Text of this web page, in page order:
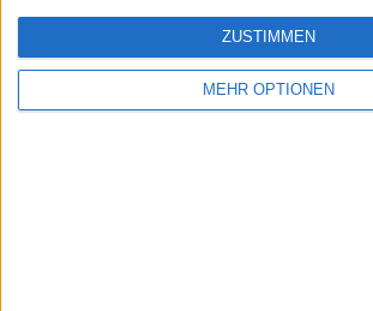
MEHR OPTIONEN
ZUSTIMMEN